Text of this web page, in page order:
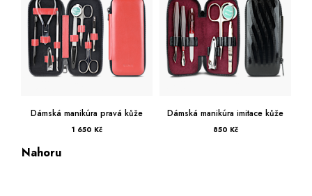
Dámská manikúra pravá kůže
1 650 Kč
Dámská manikúra imitace kůže
850 Kč
Nahoru